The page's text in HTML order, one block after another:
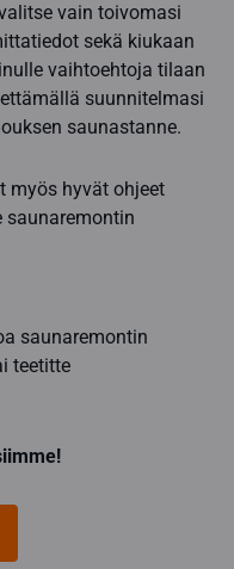
vain toivomasi
sekä kiukaan
vaihtoehtoja tilaan
suunnitelmasi
saunastanne.
myös hyvät ohjeet
saunaremontin
saunaremontin
teetitte